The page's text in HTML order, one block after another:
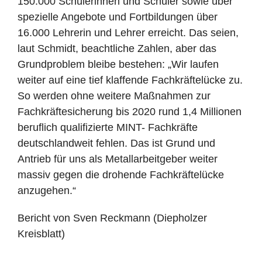
spezielle Angebote und Fortbildungen über
16.000 Lehrerin und Lehrer erreicht. Das seien,
laut Schmidt, beachtliche Zahlen, aber das
Grundproblem bleibe bestehen: „Wir laufen
weiter auf eine tief klaffende Fachkräftelücke zu.
So werden ohne weitere Maßnahmen zur
Fachkräftesicherung bis 2020 rund 1,4 Millionen
beruflich qualifizierte MINT- Fachkräfte
deutschlandweit fehlen. Das ist Grund und
Antrieb für uns als Metallarbeitgeber weiter
massiv gegen die drohende Fachkräftelücke
anzugehen.“
Bericht von Sven Reckmann (Diepholzer
Kreisblatt)